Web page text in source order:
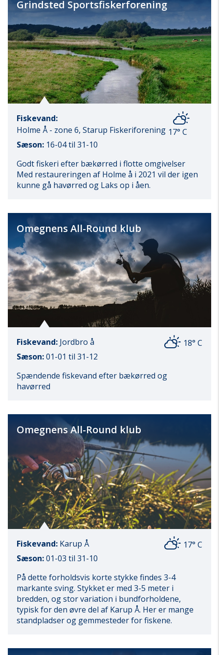
Grindsted Sportsfiskerforening
Fiskevand:
Holme Å - zone 6, Starup Fiskeriforening 17° C
Sæson: 16-04 til 31-10
Godt fiskeri efter bækørred i flotte omgivelser
Med restaureringen af Holme å i 2021 vil der igen
kunne gå havørred og Laks op i åen.
Omegnens All-Round klub
Fiskevand: Jordbro å
18° C
Sæson:01-01 til 31-12
Spændende fiskevand efter bækørred og
havørred
Omegnens All-Round klub
Fiskevand: Karup Å
17° C
Sæson:01-03 til 31-10
På dette forholdsvis korte stykke findes 3-4
markante sving. Stykket er med 3-5 meter i
bredden, og stor variation i bundforholdene,
typisk for den øvre del af Karup Å. Her er mange
standpladser og gemmesteder for fiskene.